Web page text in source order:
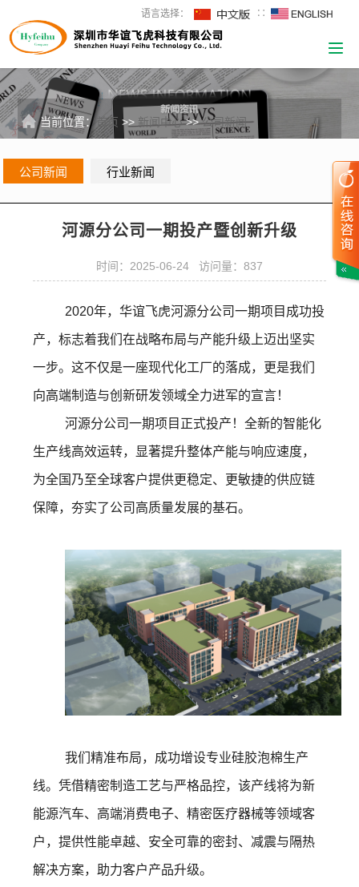
语言选择： ∷
当前位置： 首页 >> 新闻中心>>公司新闻
公司新闻 行业新闻
河源分公司一期投产暨创新升级
时间：2025-06-24 访问量：837
2020年，华谊飞虎河源分公司一期项目成功投
产，标志着我们在战略布局与产能升级上迈出坚实
一步。这不仅是一座现代化工厂的落成，更是我们
向高端制造与创新研发领域全力进军的宣言！
河源分公司一期项目正式投产！全新的智能化
生产线高效运转，显著提升整体产能与响应速度，
为全国乃至全球客户提供更稳定、更敏捷的供应链
保障，夯实了公司高质量发展的基石。
我们精准布局，成功增设专业硅胶泡棉生产
线。凭借精密制造工艺与严格品控，该产线将为新
能源汽车、高端消费电子、精密医疗器械等领域客
户，提供性能卓越、安全可靠的密封、减震与隔热
解决方案，助力客户产品升级。